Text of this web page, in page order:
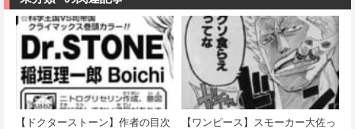
【ドクターストーン】作者の目次
【ワンピース】スモーカー大佐っ